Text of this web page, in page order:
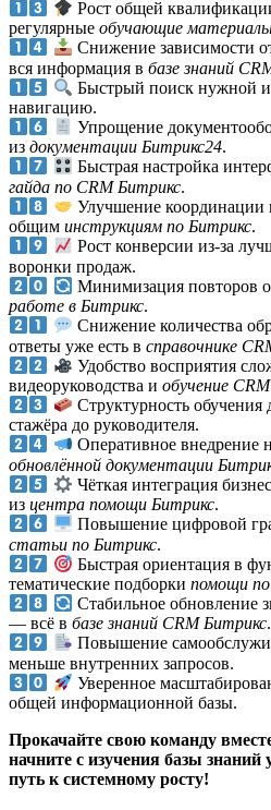
Рост общей
регулярные обучающие
Снижение зависимости
вся информация в базе знаний
Быстрый поиск нужной
навигацию.
Упрощение
из документации Битрикс24.
Быстрая настройка
гайда по CRM Битрикс.
Улучшение координации
общим инструкциям по Битрикс.
Рост конверсии из-за
воронки продаж.
Минимизация повторов
работе в Битрикс.
Снижение количества
ответы уже есть в справочнике
Удобство восприятия
видеоруководства и обучение
Структурность
стажёра до руководителя.
Оперативное внедрение
обновлённой документации
Чёткая интеграция
из центра помощи Битрикс.
Повышение цифровой
статьи по Битрикс.
Быстрая ориентация в
тематические подборки помощи
Стабильное обновление
— всё в базе знаний CRM Битрикс.
Повышение
меньше внутренних запросов.
Уверенное
общей информационной базы.
Прокачайте свою команду
начните с изучения базы знаний
путь к системному росту!